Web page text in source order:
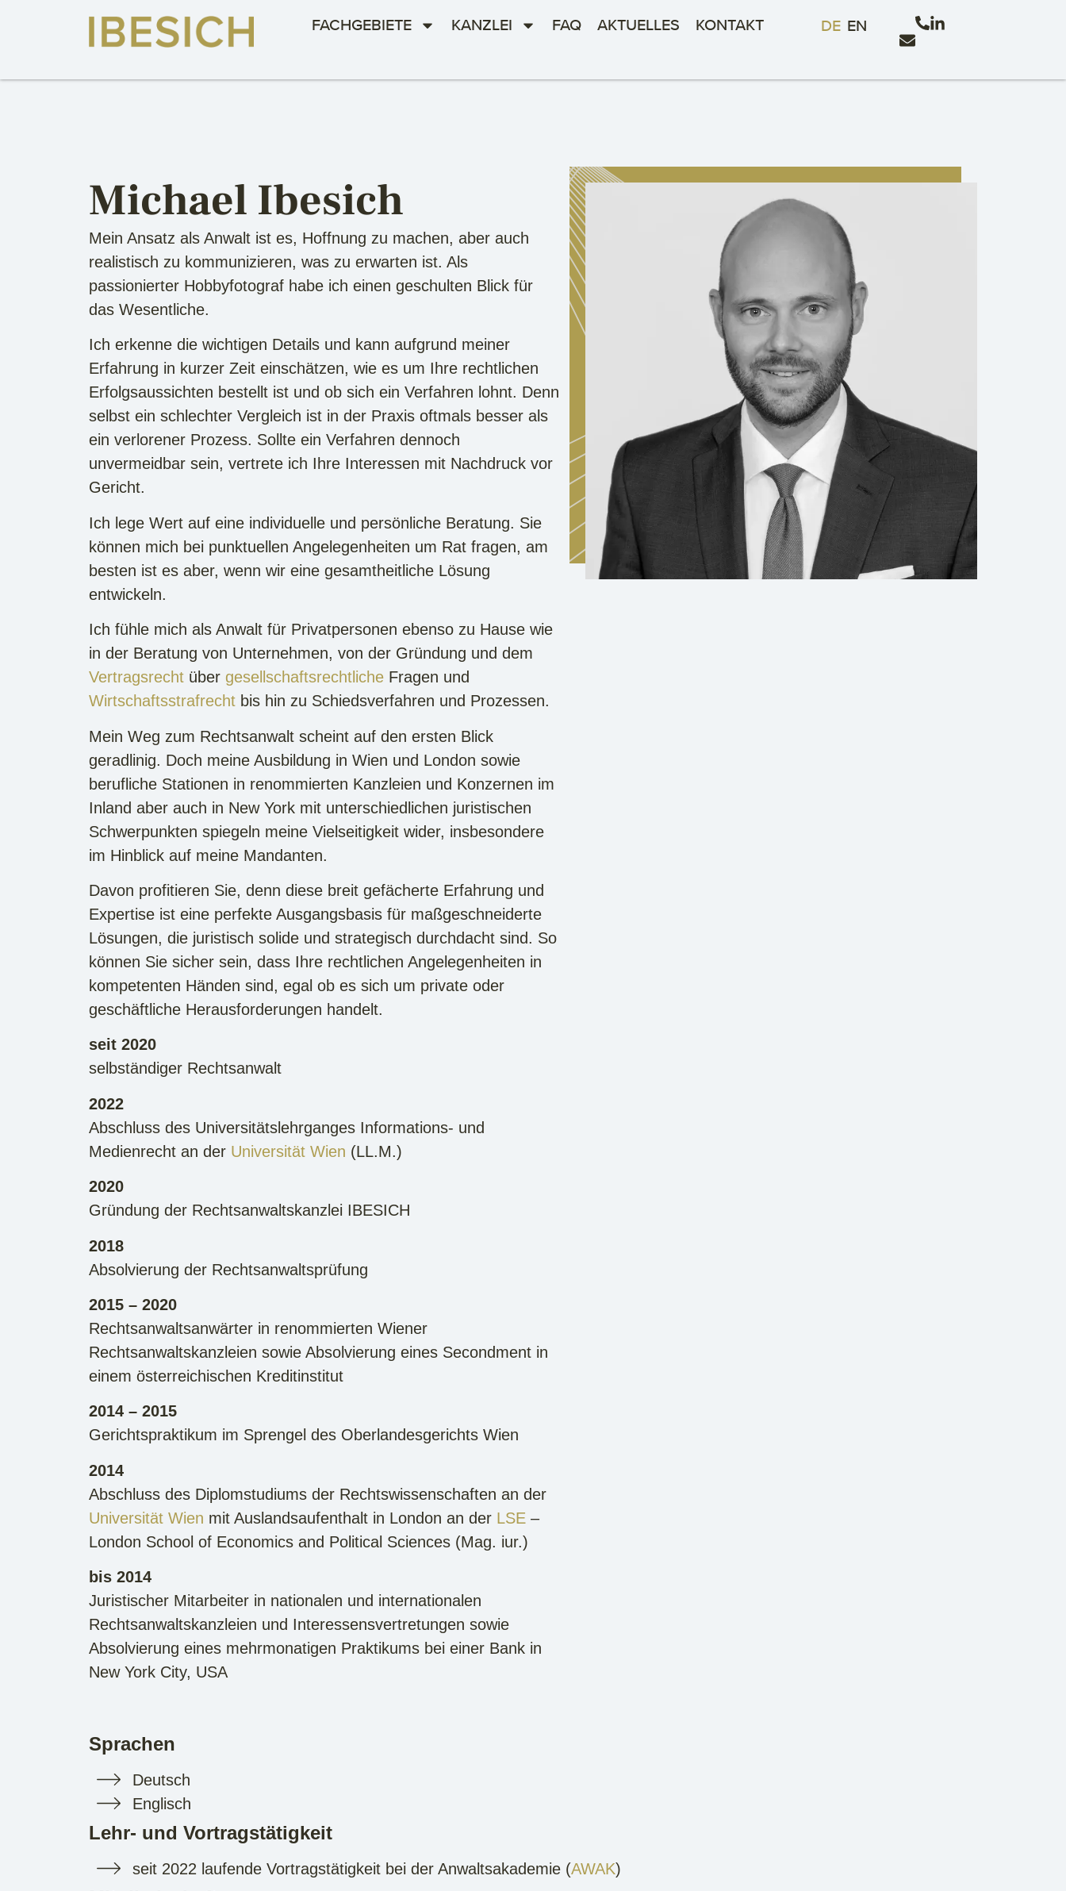
FACHGEBIETE KANZLEI FAQ AKTUELLES KONTAKT DE EN
Michael Ibesich
Mein Ansatz als Anwalt ist es, Hoffnung zu machen, aber auch
realistisch zu kommunizieren, was zu erwarten ist. Als
passionierter Hobbyfotograf habe ich einen geschulten Blick für
das Wesentliche.
Ich erkenne die wichtigen Details und kann aufgrund meiner
Erfahrung in kurzer Zeit einschätzen, wie es um Ihre rechtlichen
Erfolgsaussichten bestellt ist und ob sich ein Verfahren lohnt. Denn
selbst ein schlechter Vergleich ist in der Praxis oftmals besser als
ein verlorener Prozess. Sollte ein Verfahren dennoch
unvermeidbar sein, vertrete ich Ihre Interessen mit Nachdruck vor
Gericht.
Ich lege Wert auf eine individuelle und persönliche Beratung. Sie
können mich bei punktuellen Angelegenheiten um Rat fragen, am
besten ist es aber, wenn wir eine gesamtheitliche Lösung
entwickeln.
Ich fühle mich als Anwalt für Privatpersonen ebenso zu Hause wie
in der Beratung von Unternehmen, von der Gründung und dem
Vertragsrecht über gesellschaftsrechtliche Fragen und
Wirtschaftsstrafrecht bis hin zu Schiedsverfahren und Prozessen.
Mein Weg zum Rechtsanwalt scheint auf den ersten Blick
geradlinig. Doch meine Ausbildung in Wien und London sowie
berufliche Stationen in renommierten Kanzleien und Konzernen im
Inland aber auch in New York mit unterschiedlichen juristischen
Schwerpunkten spiegeln meine Vielseitigkeit wider, insbesondere
im Hinblick auf meine Mandanten.
Davon profitieren Sie, denn diese breit gefächerte Erfahrung und
Expertise ist eine perfekte Ausgangsbasis für maßgeschneiderte
Lösungen, die juristisch solide und strategisch durchdacht sind. So
können Sie sicher sein, dass Ihre rechtlichen Angelegenheiten in
kompetenten Händen sind, egal ob es sich um private oder
geschäftliche Herausforderungen handelt.
seit 2020
selbständiger Rechtsanwalt
2022
Abschluss des Universitätslehrganges Informations- und
Medienrecht an der Universität Wien (LL.M.)
2020
Gründung der Rechtsanwaltskanzlei IBESICH
2018
Absolvierung der Rechtsanwaltsprüfung
2015 – 2020
Rechtsanwaltsanwärter in renommierten Wiener
Rechtsanwaltskanzleien sowie Absolvierung eines Secondment in
einem österreichischen Kreditinstitut
2014 – 2015
Gerichtspraktikum im Sprengel des Oberlandesgerichts Wien
2014
Abschluss des Diplomstudiums der Rechtswissenschaften an der
Universität Wien mit Auslandsaufenthalt in London an der LSE –
London School of Economics and Political Sciences (Mag. iur.)
bis 2014
Juristischer Mitarbeiter in nationalen und internationalen
Rechtsanwaltskanzleien und Interessensvertretungen sowie
Absolvierung eines mehrmonatigen Praktikums bei einer Bank in
New York City, USA
Sprachen
Deutsch
Englisch
Lehr- und Vortragstätigkeit
seit 2022 laufende Vortragstätigkeit bei der Anwaltsakademie (AWAK)